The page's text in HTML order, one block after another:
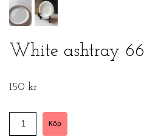
White ashtray 66
150 kr